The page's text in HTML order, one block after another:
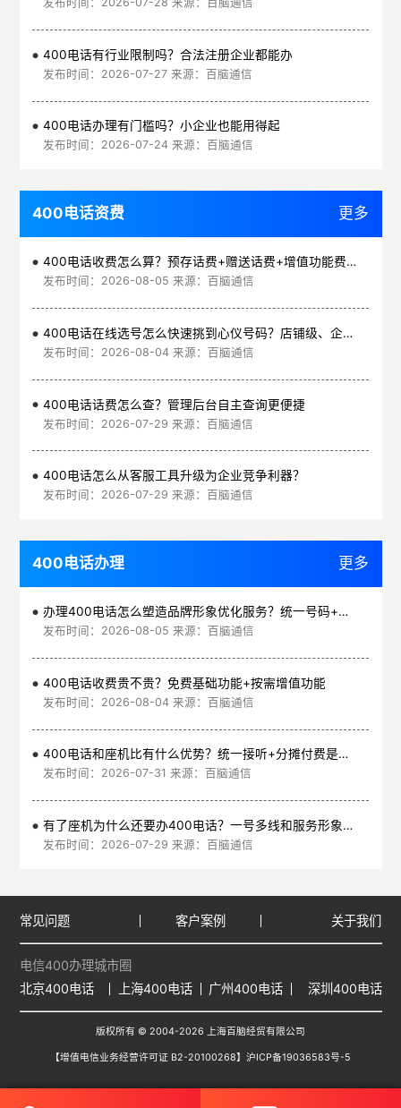
400电话有行业限制吗？合法注册企业都能办
发布时间：2026-07-27 来源：百脑通信
400电话办理有门槛吗？小企业也能用得起
发布时间：2026-07-24 来源：百脑通信
400电话资费 更多
400电话收费怎么算？预存话费+赠送话费+增值功能费透明实惠
发布时间：2026-08-05 来源：百脑通信
400电话在线选号怎么快速挑到心仪号码？店铺级、企业级、集团级一次看清
发布时间：2026-08-04 来源：百脑通信
400电话话费怎么查？管理后台自主查询更便捷
发布时间：2026-07-29 来源：百脑通信
400电话怎么从客服工具升级为企业竞争利器？
发布时间：2026-07-29 来源：百脑通信
400电话办理 更多
办理400电话怎么塑造品牌形象优化服务？统一号码+智能管理平台
发布时间：2026-08-05 来源：百脑通信
400电话收费贵不贵？免费基础功能+按需增值功能
发布时间：2026-08-04 来源：百脑通信
400电话和座机比有什么优势？统一接听+分摊付费是核心
发布时间：2026-07-31 来源：百脑通信
有了座机为什么还要办400电话？一号多线和服务形象是核心
发布时间：2026-07-29 来源：百脑通信
常见问题 客户案例 关于我们
电信400办理城市圈
北京400电话
上海400电话 广州400电话 深圳400电话
版权所有 © 2004-2026 上海百脑经贸有限公司
【增值电信业务经营许可证 B2-20100268】 沪ICP备19036583号-5